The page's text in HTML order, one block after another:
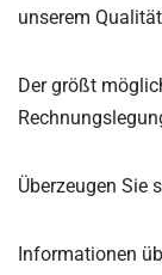
Ermittlungen
unserem
Der größt
Überzeugen Sie
Informationen